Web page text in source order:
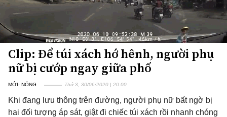
Clip: Để túi xách hớ hênh, người phụ
nữ bị cướp ngay giữa phố
MỚI- NÓNG Thứ 3, 30/06/2020 | 20:00
Khi đang lưu thông trên đường, người phụ nữ bất ngờ bị
hai đối tượng áp sát, giật đi chiếc túi xách rồi nhanh chóng